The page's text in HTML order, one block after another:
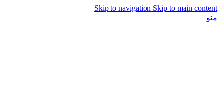
Skip to navigation Skip to main content
منو